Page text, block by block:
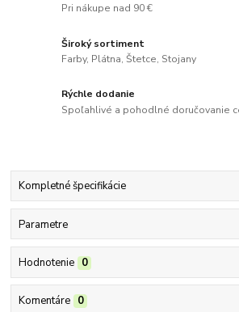
Pri nákupe nad 90 €
Široký sortiment
Farby, Plátna, Štetce, Stojany
Rýchle dodanie
Spoľahlivé a pohodlné doručovanie
Kompletné špecifikácie
Parametre
Hodnotenie 0
Komentáre 0